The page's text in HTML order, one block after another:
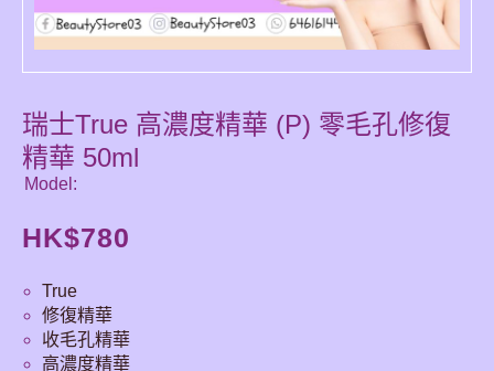
瑞士True 高濃度精華 (P) 零毛孔修復
精華 50ml
Model:
HK$780
True
修復精華
收毛孔精華
高濃度精華